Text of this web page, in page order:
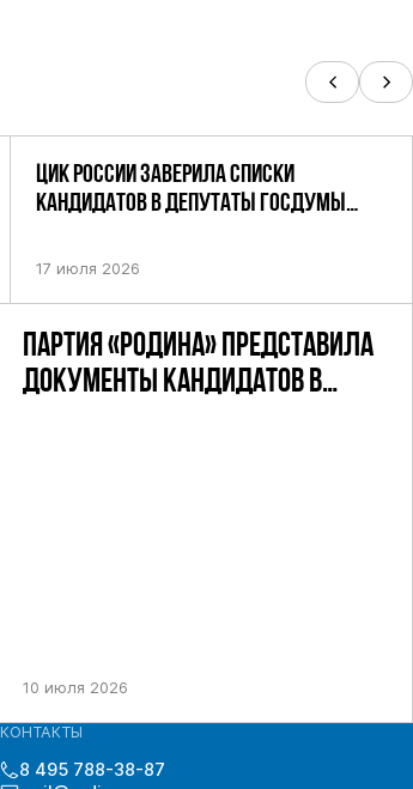
ЦИК РОССИИ ЗАВЕРИЛА СПИСКИ
КАНДИДАТОВ В ДЕПУТАТЫ ГОСДУМЫ
17 июля 2026
ПАРТИЯ «РОДИНА» ПРЕДСТАВИЛА
ДОКУМЕНТЫ КАНДИДАТОВ В
10 июля 2026
КОНТАКТЫ
8 495 788-38-87